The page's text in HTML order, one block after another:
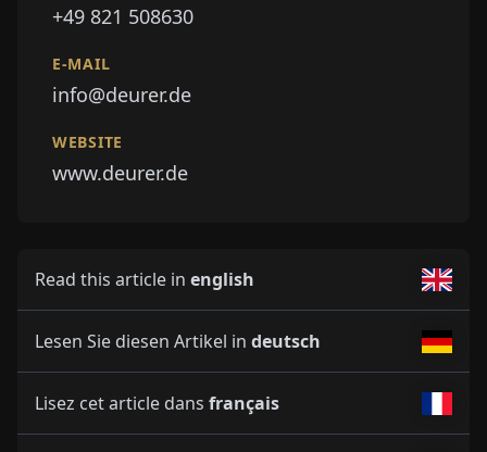
+49 821 508630
E-MAIL
info@deurer.de
WEBSITE
www.deurer.de
Read this article in english
Lesen Sie diesen Artikel in deutsch
Lisez cet article dans français